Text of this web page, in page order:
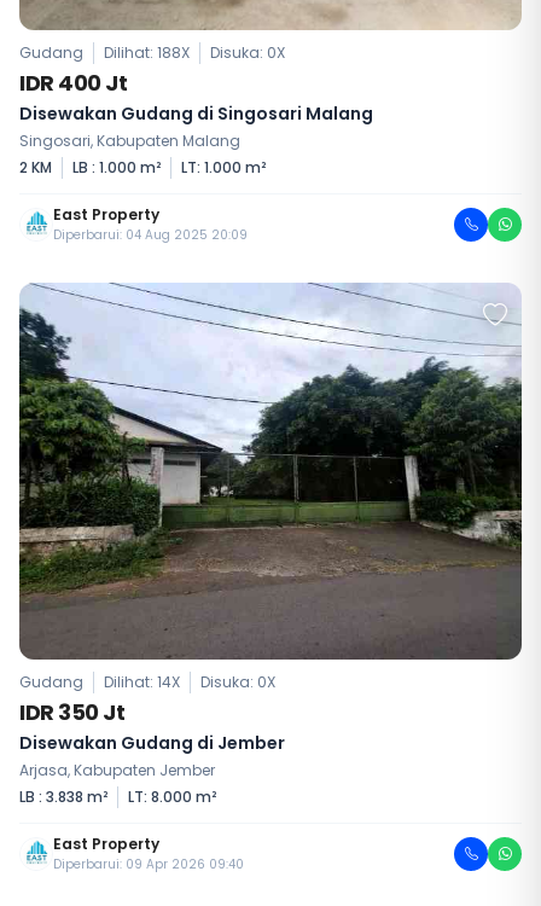
Gudang Dilihat: 188X Disuka: 0X
IDR 400 Jt
Disewakan Gudang di Singosari Malang
Singosari, Kabupaten Malang
2 KM
LB : 1.000 m² LT: 1.000 m²
East Property
Diperbarui: 04 Aug 2025 20:09
Gudang Dilihat: 14X Disuka: 0X
IDR 350 Jt
Disewakan Gudang di Jember
Arjasa, Kabupaten Jember
LB : 3.838 m²
LT: 8.000 m²
East Property
Diperbarui: 09 Apr 2026 09:40